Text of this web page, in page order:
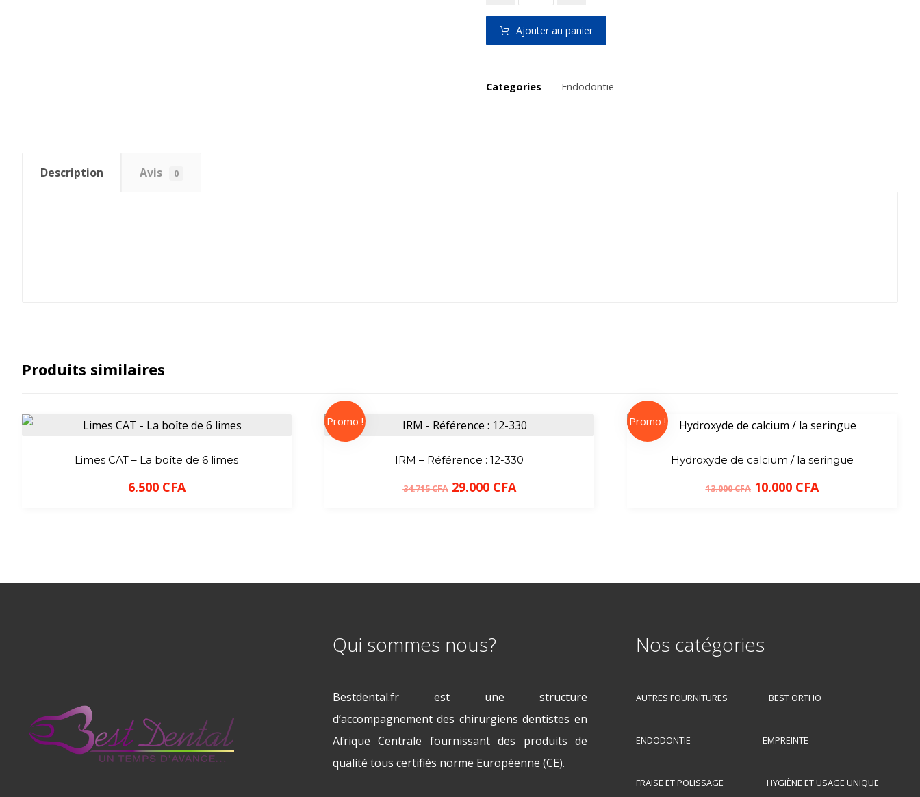
Ajouter au panier
Categories Endodontie
Description Avis 0
Produits similaires
Limes CAT – La boîte de 6 limes
6.500 CFA
IRM – Référence : 12-330
34.715CFA 29.000 CFA
Promo !
Hydroxyde de calcium / la seringue
13.000CFA 10.000 CFA
Promo !
Qui sommes nous?
Bestdental.fr est une structure
d’accompagnement des chirurgiens dentistes en
Afrique Centrale fournissant des produits de
qualité tous certifiés norme Européenne (CE).
Nos catégories
AUTRES FOURNITURESBEST ORTHO
ENDODONTIEEMPREINTE
FRAISE ET POLISSAGEHYGIÈNE ET USAGE UNIQUE